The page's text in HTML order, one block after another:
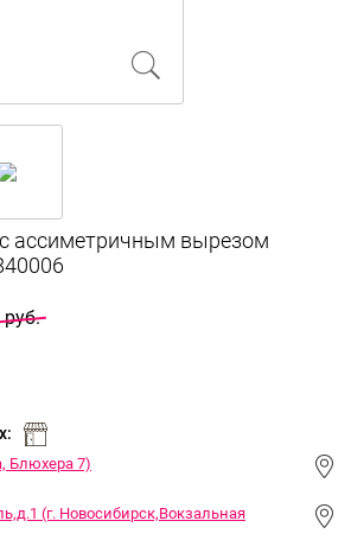
руб.
Блюхера 7)
(г. Новосибирск,Вокзальная